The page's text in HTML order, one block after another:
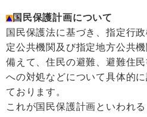
国民保護計画について
国民保護法に基づき、指定行
定公共機関及び指定地方公共
備えて、住民の避難、避難住
への対処などについて具体的
ております。
これが国民保護計画といわれる